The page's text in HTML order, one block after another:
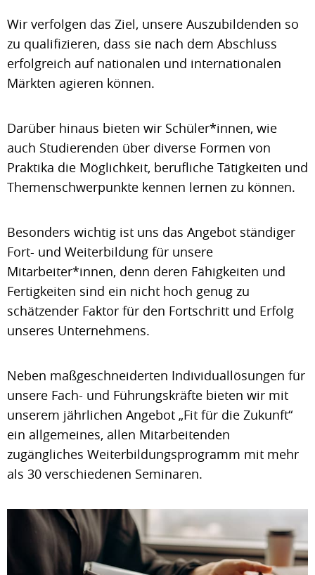
Wir verfolgen das Ziel, unsere Auszubildenden so
zu qualifizieren, dass sie nach dem Abschluss
erfolgreich auf nationalen und internationalen
Märkten agieren können.
Darüber hinaus bieten wir Schüler*innen, wie
auch Studierenden über diverse Formen von
Praktika die Möglichkeit, berufliche Tätigkeiten und
Themenschwerpunkte kennen lernen zu können.
Besonders wichtig ist uns das Angebot ständiger
Fort- und Weiterbildung für unsere
Mitarbeiter*innen, denn deren Fähigkeiten und
Fertigkeiten sind ein nicht hoch genug zu
schätzender Faktor für den Fortschritt und Erfolg
unseres Unternehmens.
Neben maßgeschneiderten Individuallösungen für
unsere Fach- und Führungskräfte bieten wir mit
unserem jährlichen Angebot „Fit für die Zukunft“
ein allgemeines, allen Mitarbeitenden
zugängliches Weiterbildungsprogramm mit mehr
als 30 verschiedenen Seminaren.